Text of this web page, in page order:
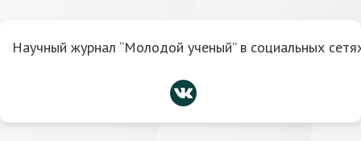
Научный журнал “Молодой ученый” в социальных